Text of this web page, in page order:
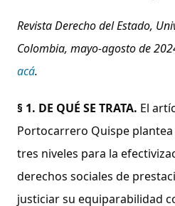
Revista Derecho del Estado,
Colombia, mayo-agosto de
acá.
§ 1. DE QUÉ SE TRATA. El
Portocarrero Quispe
tres niveles para la
derechos sociales de
justiciar su equiparabilidad